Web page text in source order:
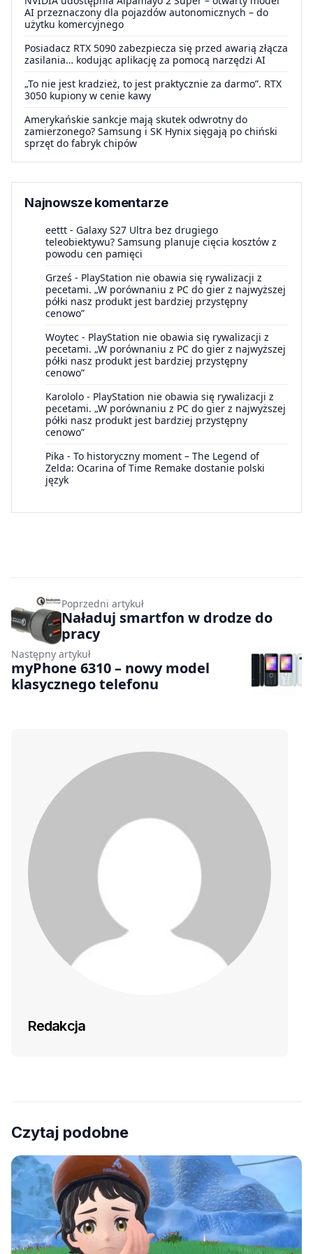
AI przeznaczony dla pojazdów autonomicznych – do
użytku komercyjnego
Posiadacz RTX 5090 zabezpiecza się przed awarią złącza
zasilania… kodując aplikację za pomocą narzędzi AI
„To nie jest kradzież, to jest praktycznie za darmo”. RTX
3050 kupiony w cenie kawy
Amerykańskie sankcje mają skutek odwrotny do
zamierzonego? Samsung i SK Hynix sięgają po chiński
sprzęt do fabryk chipów
Najnowsze komentarze
eettt - Galaxy S27 Ultra bez drugiego
teleobiektywu? Samsung planuje cięcia kosztów z
powodu cen pamięci
Grześ - PlayStation nie obawia się rywalizacji z
pecetami. „W porównaniu z PC do gier z najwyższej
półki nasz produkt jest bardziej przystępny
cenowo”
Woytec - PlayStation nie obawia się rywalizacji z
pecetami. „W porównaniu z PC do gier z najwyższej
półki nasz produkt jest bardziej przystępny
cenowo”
Karololo - PlayStation nie obawia się rywalizacji z
pecetami. „W porównaniu z PC do gier z najwyższej
półki nasz produkt jest bardziej przystępny
cenowo”
Pika - To historyczny moment – The Legend of
Zelda: Ocarina of Time Remake dostanie polski
język
Poprzedni artykuł
Naładuj smartfon w drodze do
pracy
Następny artykuł
myPhone 6310 – nowy model
klasycznego telefonu
Redakcja
Czytaj podobne